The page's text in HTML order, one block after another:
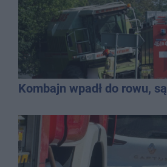
Kombajn wpadł do rowu,